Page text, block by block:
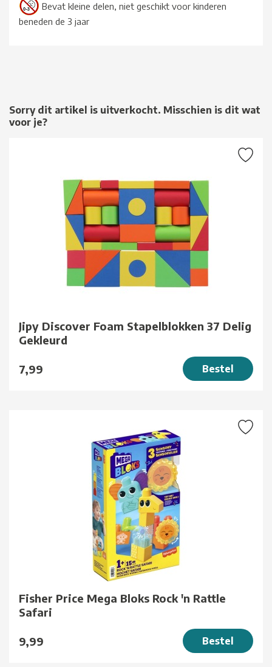
Bevat kleine delen, niet geschikt voor kinderen
beneden de 3 jaar
Sorry dit artikel is uitverkocht. Misschien is dit wat
voor je?
Jipy Discover Foam Stapelblokken 37 Delig
Gekleurd
7,99 Bestel
Fisher Price Mega Bloks Rock 'n Rattle
Safari
9,99 Bestel